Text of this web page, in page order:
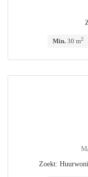
Min. 30 m2
Zoekt: